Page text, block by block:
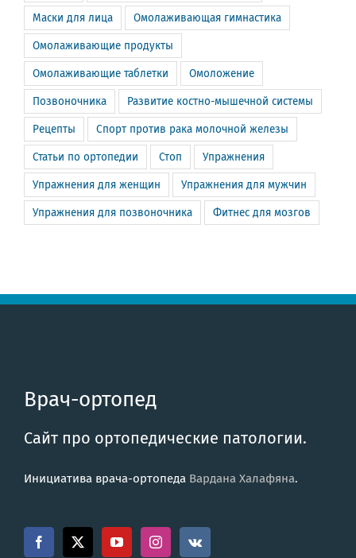
Маски для лица Омолаживающая гимнастика
Омолаживающие продукты
Омолаживающие таблетки Омоложение
Позвоночника Развитие костно-мышечной системы
Рецепты Спорт против рака молочной железы
Статьи по ортопедии Стоп Упражнения
Упражнения для женщин Упражнения для мужчин
Упражнения для позвоночника Фитнес для мозгов
Врач-ортопед
Сайт про ортопедические патологии.
Инициатива врача-ортопеда Вардана Халафяна.